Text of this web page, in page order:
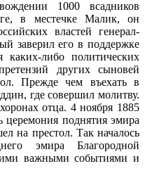
1000 всадников
в местечке Малик, он
властей генерал-
заверил его в поддержке
каких-либо политических
других сыновей
Прежде чем въехать в
где совершил молитву.
отца. 4 ноября 1885
церемония поднятия эмира
на престол. Так началось
эмира Благородной
важными событиями и